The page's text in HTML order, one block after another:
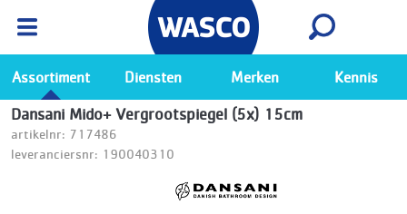
Ga naar de Wasco app
Bekijk
Assortiment Diensten Merken Kennis
Dansani Mido+ Vergrootspiegel (5x) 15cm
artikelnr: 717486
leveranciersnr: 190040310